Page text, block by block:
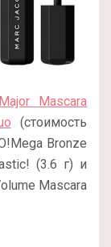
Mascara
(стоимость
Bronze
(3.6 г) и
Mascara